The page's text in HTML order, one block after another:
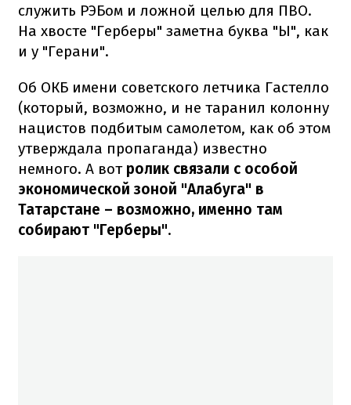
служить РЭБом и ложной целью для ПВО.
На хвосте "Герберы" заметна буква "Ы", как
и у "Герани".
Об ОКБ имени советского летчика Гастелло
(который, возможно, и не таранил колонну
нацистов подбитым самолетом, как об этом
утверждала пропаганда) известно
немного. А вот ролик связали с особой
экономической зоной "Алабуга" в
Татарстане – возможно, именно там
собирают "Герберы".